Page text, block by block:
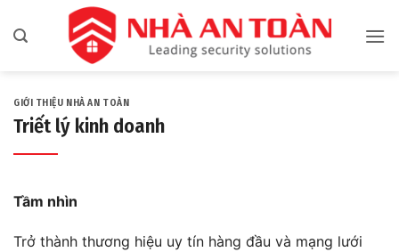
qua
GIỚI THIỆU NHÀ AN TOÀN
Triết lý kinh doanh
Tầm nhìn
Trở thành thương hiệu uy tín hàng đầu và mạng lưới